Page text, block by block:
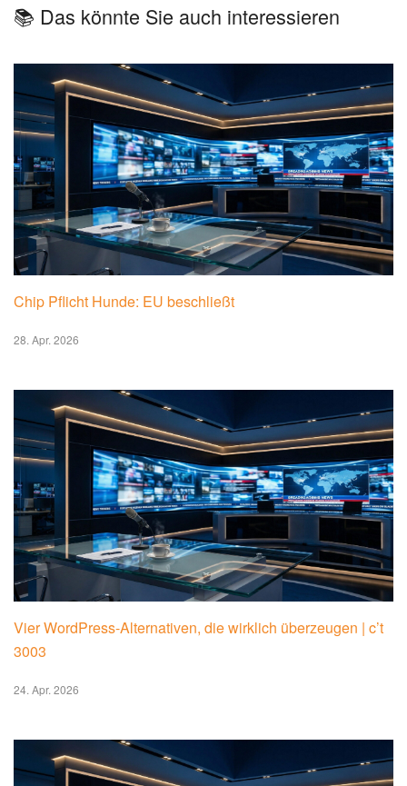
📚 Das könnte Sie auch interessieren
Chip Pflicht Hunde: EU beschließt
28. Apr. 2026
Vier WordPress-Alternativen, die wirklich überzeugen | c’t
3003
24. Apr. 2026